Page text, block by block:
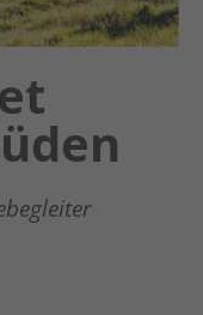
Süden -
App und